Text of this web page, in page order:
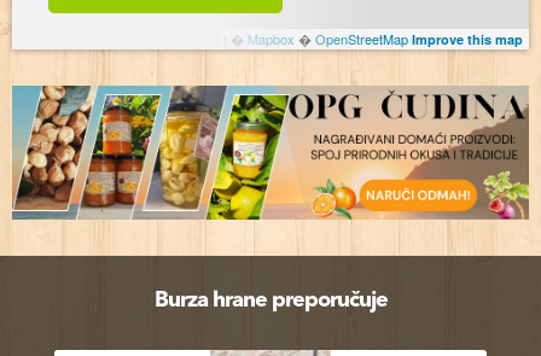
� Mapbox �OpenStreetMap Improve this map
Burza hrane preporučuje